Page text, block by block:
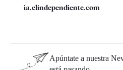
ia.elindependiente.com
Apúntate a nuestra